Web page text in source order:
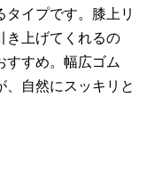
イプです。膝上リ
き上げてくれるの
すすめ。幅広ゴム
、自然にスッキリと